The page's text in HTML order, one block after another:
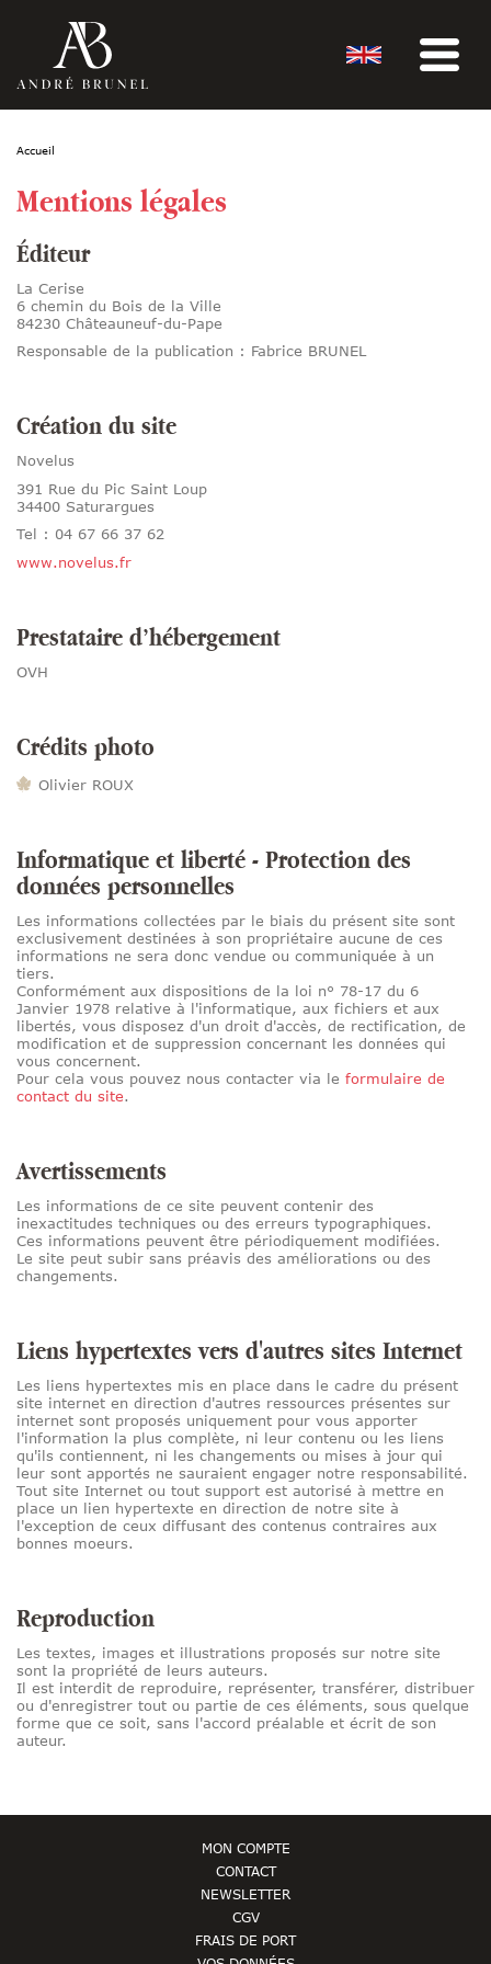
Accueil
Mentions légales
Éditeur
La Cerise
6 chemin du Bois de la Ville
84230 Châteauneuf-du-Pape
Responsable de la publication : Fabrice BRUNEL
Création du site
Novelus
391 Rue du Pic Saint Loup
34400 Saturargues
Tel : 04 67 66 37 62
www.novelus.fr
Prestataire d’hébergement
OVH
Crédits photo
Olivier ROUX
Informatique et liberté - Protection des
données personnelles
Les informations collectées par le biais du présent site sont
exclusivement destinées à son propriétaire aucune de ces
informations ne sera donc vendue ou communiquée à un
tiers.
Conformément aux dispositions de la loi n° 78-17 du 6
Janvier 1978 relative à l'informatique, aux fichiers et aux
libertés, vous disposez d'un droit d'accès, de rectification, de
modification et de suppression concernant les données qui
vous concernent.
Pour cela vous pouvez nous contacter via le formulaire de
contact du site.
Avertissements
Les informations de ce site peuvent contenir des
inexactitudes techniques ou des erreurs typographiques.
Ces informations peuvent être périodiquement modifiées.
Le site peut subir sans préavis des améliorations ou des
changements.
Liens hypertextes vers d'autres sites Internet
Les liens hypertextes mis en place dans le cadre du présent
site internet en direction d'autres ressources présentes sur
internet sont proposés uniquement pour vous apporter
l'information la plus complète, ni leur contenu ou les liens
qu'ils contiennent, ni les changements ou mises à jour qui
leur sont apportés ne sauraient engager notre responsabilité.
Tout site Internet ou tout support est autorisé à mettre en
place un lien hypertexte en direction de notre site à
l'exception de ceux diffusant des contenus contraires aux
bonnes moeurs.
Reproduction
Les textes, images et illustrations proposés sur notre site
sont la propriété de leurs auteurs.
Il est interdit de reproduire, représenter, transférer, distribuer
ou d'enregistrer tout ou partie de ces éléments, sous quelque
forme que ce soit, sans l'accord préalable et écrit de son
auteur.
MON COMPTE
CONTACT
NEWSLETTER
CGV
FRAIS DE PORT